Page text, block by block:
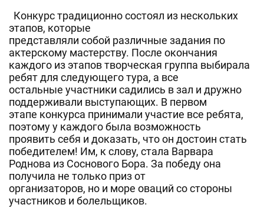
Конкурс традиционно состоял из нескольких
этапов, которые
представляли собой различные задания по
актерскому мастерству. После окончания
каждого из этапов творческая группа выбирала
ребят для следующего тура, а все
остальные участники садились в зал и дружно
поддерживали выступающих. В первом
этапе конкурса принимали участие все ребята,
поэтому у каждого была возможность
проявить себя и доказать, что он достоин стать
победителем! Им, к слову, стала Варвара
Роднова из Соснового Бора. За победу она
получила не только приз от
организаторов, но и море оваций со стороны
участников и болельщиков.